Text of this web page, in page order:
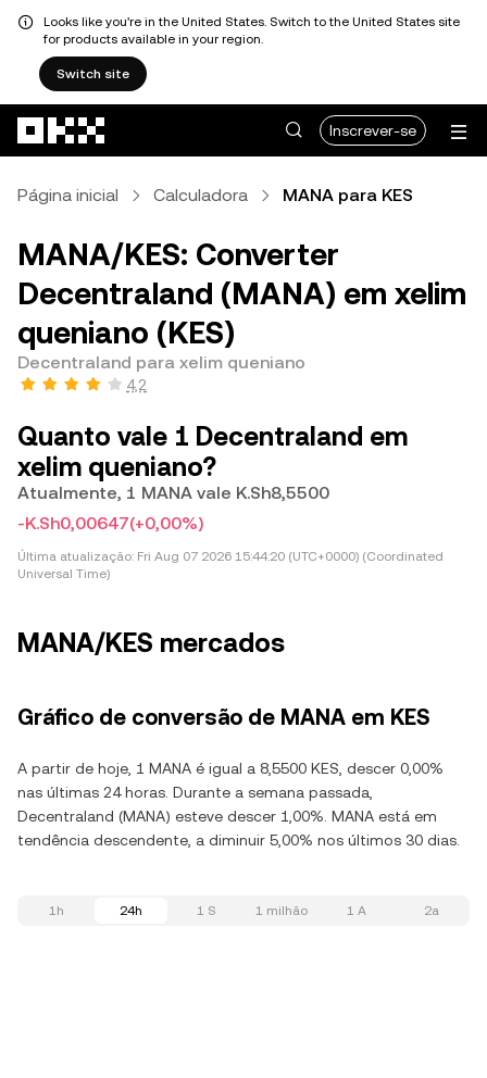
Looks like you're in the United States. Switch to the United States site
for products available in your region.
Switch site
Inscrever-se
Página inicial Calculadora MANA para KES
MANA/KES: Converter
Decentraland (MANA) em xelim
queniano (KES)
Decentraland para xelim queniano
4,2
Quanto vale 1 Decentraland em
xelim queniano?
Atualmente, 1 MANA vale K.Sh8,5500
-K.Sh0,00647(+0,00%)
Última atualização: Fri Aug 07 2026 15:44:20 (UTC+0000) (Coordinated
Universal Time)
MANA/KES mercados
Gráfico de conversão de MANA em KES
A partir de hoje, 1 MANA é igual a 8,5500 KES, descer 0,00%
nas últimas 24 horas. Durante a semana passada,
Decentraland (MANA) esteve descer 1,00%. MANA está em
tendência descendente, a diminuir 5,00% nos últimos 30 dias.
1h 24h 1 S 1 milhão 1 A 2a